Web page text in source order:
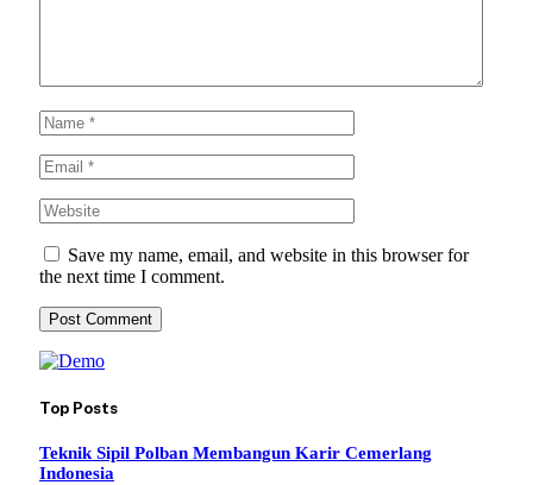
Save my name, email, and website in this browser for
the next time I comment.
Top Posts
Teknik Sipil Polban Membangun Karir Cemerlang
Indonesia